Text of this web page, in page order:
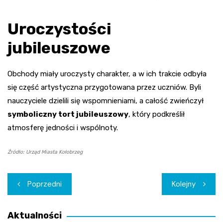
Uroczystości
jubileuszowe
Obchody miały uroczysty charakter, a w ich trakcie odbyła
się część artystyczna przygotowana przez uczniów. Byli
nauczyciele dzielili się wspomnieniami, a całość zwieńczył
symboliczny tort jubileuszowy, który podkreślił
atmosferę jedności i wspólnoty.
Źródło: Urząd Miasta Kołobrzeg
Nawigacja
wpisu
Poprzedni Kolejny
Aktualności